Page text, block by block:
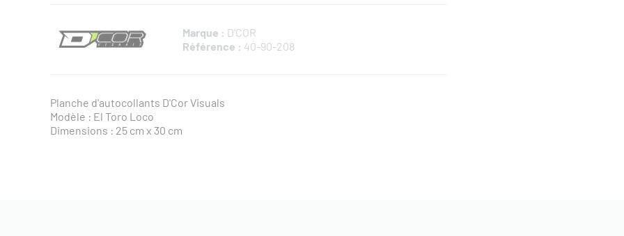
Marque : D'COR
Référence : 40-90-208
Planche d'autocollants D'Cor Visuals
Modèle : El Toro Loco
​Dimensions : 25 cm x 30 cm